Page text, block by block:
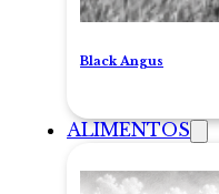
Black Angus
ALIMENTOS